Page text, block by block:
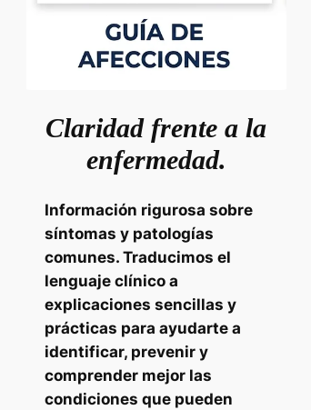
Claridad frente a la
enfermedad.
Información rigurosa sobre
síntomas y patologías
comunes. Traducimos el
lenguaje clínico a
explicaciones sencillas y
prácticas para ayudarte a
identificar, prevenir y
comprender mejor las
condiciones que pueden